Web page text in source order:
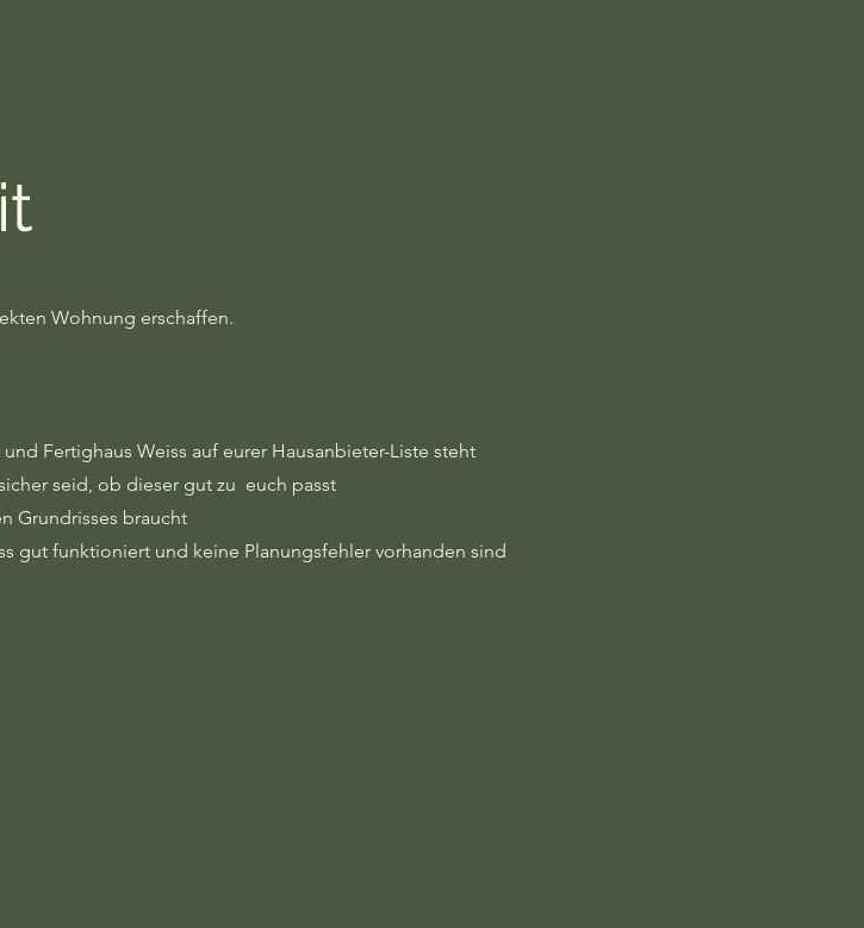
Wohnung erschaffen.
Fertighaus Weiss auf eurer Hausanbieter-Liste steht
seid, ob dieser gut zu euch passt
Grundrisses braucht
gut funktioniert und keine Planungsfehler vorhanden sind